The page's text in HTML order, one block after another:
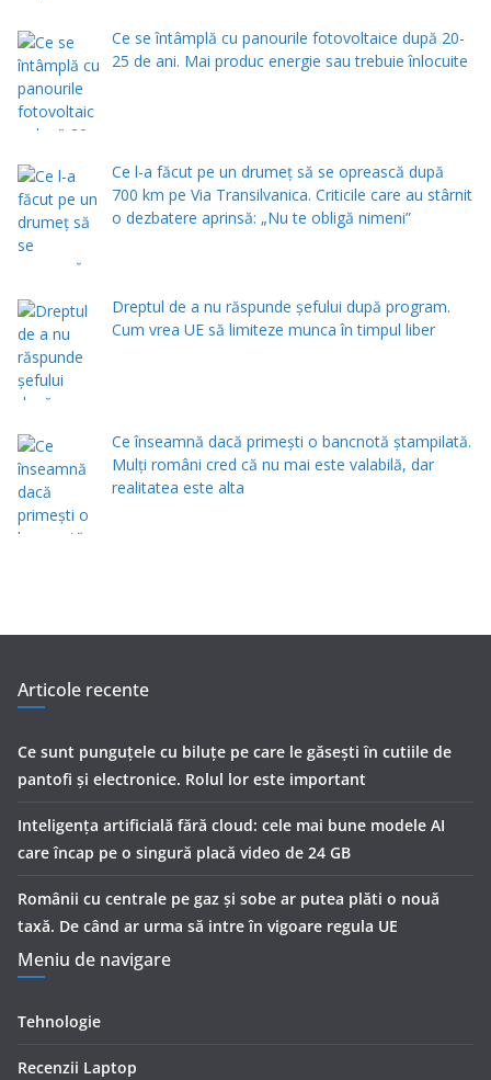
Ce se întâmplă cu panourile fotovoltaice după 20-
25 de ani. Mai produc energie sau trebuie înlocuite
Ce l-a făcut pe un drumeț să se oprească după
700 km pe Via Transilvanica. Criticile care au stârnit
o dezbatere aprinsă: „Nu te obligă nimeni”
Dreptul de a nu răspunde șefului după program.
Cum vrea UE să limiteze munca în timpul liber
Ce înseamnă dacă primești o bancnotă ștampilată.
Mulți români cred că nu mai este valabilă, dar
realitatea este alta
Articole recente
Ce sunt punguțele cu biluțe pe care le găsești în cutiile de
pantofi și electronice. Rolul lor este important
Inteligența artificială fără cloud: cele mai bune modele AI
care încap pe o singură placă video de 24 GB
Românii cu centrale pe gaz și sobe ar putea plăti o nouă
taxă. De când ar urma să intre în vigoare regula UE
Meniu de navigare
Tehnologie
Recenzii Laptop